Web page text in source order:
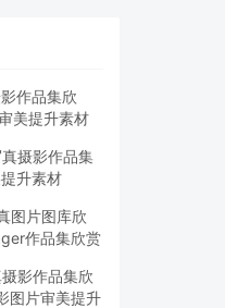
作品集欣
美提升素材
摄影作品集
升素材
图片图库欣
作品集欣赏
影作品集欣
图片审美提升